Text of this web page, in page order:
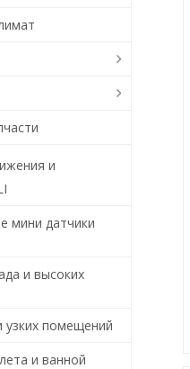
и
мини датчики
и высоких
узких помещений
и ванной